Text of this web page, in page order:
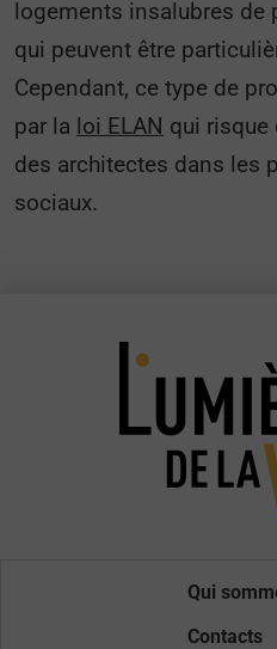
logements insalubres de
qui peuvent être
Cependant, ce type de
par la loi ELAN qui risque
des architectes dans les
sociaux.
Qui
Contacts